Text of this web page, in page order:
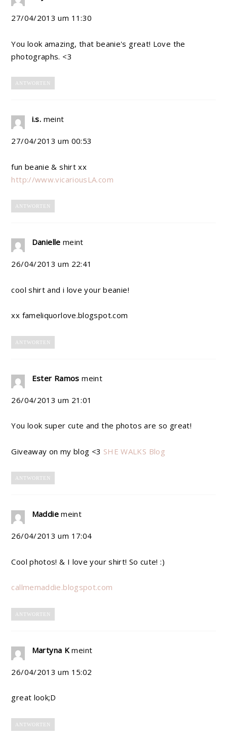
27/04/2013 um 11:30
You look amazing, that beanie's great! Love the
photographs. <3
ANTWORTEN
i.s. meint
27/04/2013 um 00:53
fun beanie & shirt xx
http://www.vicariousLA.com
ANTWORTEN
Danielle meint
26/04/2013 um 22:41
cool shirt and i love your beanie!
xx fameliquorlove.blogspot.com
ANTWORTEN
Ester Ramos meint
26/04/2013 um 21:01
You look super cute and the photos are so great!
Giveaway on my blog <3 SHE WALKS Blog
ANTWORTEN
Maddie meint
26/04/2013 um 17:04
Cool photos! & I love your shirt! So cute! :)
callmemaddie.blogspot.com
ANTWORTEN
Martyna K meint
26/04/2013 um 15:02
great look;D
ANTWORTEN